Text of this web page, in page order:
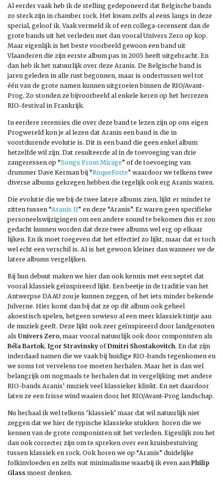
Al eerder vaak heb ik de stelling gedeponeerd dat Belgische bands
zo sterk zijn in chamber rock. Het kwam zelfs al eens langs in deze
special, geloof ik. Vaak vermeld ik of een collega-recensent dan de
grote bands uit het verleden met dan vooral Univers Zero op kop.
Maar eigenlijk is het beste voorbeeld gewoon een band uit
Vlaanderen die zijn eerste album pas in 2005 heeft uitgebracht. En
dan heb ik het natuurlijk over deze Aranis. De Belgische band is
jaren geleden in alle rust begonnen, maar is ondertussen wel tot
één van de grote namen kunnen uitgroeien binnen de RIO/Avant-
Prog. Zo stonden ze bijvoorbeeld al enkele keren op het herrezen
RIO-festival in Frankrijk.
In eerdere recensies die over deze band te lezen zijn op ons eigen
Progwereld kon je al lezen dat Aranis een band is die in
voortdurende evolutie is. Dit is een band die geen enkel album
hetzelfde wil zijn. Dat resulteerde al in de toevoeging van drie
zangeressen op “Songs From Mirage” of de toevoeging van
drummer Dave Kerman bij “RoqueForte” waardoor we telkens twee
diverse albums gekregen hebben die tegelijk ook erg Aranis waren.
Die evolutie die we bij de twee latere albums zien, lijkt er minder te
zitten tussen “Aranis II” en deze “Aranis”. Er waren geen specifieke
personeelswijzigingen om een andere sound te bekomen dus er zou
gedacht kunnen worden dat deze twee albums wel erg op elkaar
lijken. En ik moet toegeven dat het effectief zo lijkt, maar dat er toch
wel echt een verschil is. Al is het gewoon kleiner dan wanneer we de
latere albums vergelijken.
Bij hun debuut maken we hier dan ook kennis met een septet dat
vooral klassiek geïnspireerd lijkt. Een beetje in de traditie van het
Antwerpse DAAU zou je kunnen zeggen, of het iets minder bekende
Julverne. Hier komt dan bij dat ze op dit album ook geheel
akoestisch spelen, hetgeen sowieso al een meer klassiek tintje aan
de muziek geeft. Deze lijkt ook zeer geïnspireerd door landgenoten
als Univers Zero, maar vooral natuurlijk ook door componisten als
Béla Bartok, Igor StravinskyofDmitri Shostakovitch. En dat zijn
inderdaad namen die we vaak bij huidige RIO-bands tegenkomen en
we soms tot vervelens toe moeten herhalen. Maar het is dan wel
belangrijk om nogmaals te herhalen dat in vergelijking met andere
RIO-bands Aranis’ muziek veel klassieker klinkt. En net daardoor
laten ze een frisse wind waaien door het RIO/Avant-Prog landschap.
Nu herhaal ik wel telkens ‘klassiek’ maar dat wil natuurlijk niet
zeggen dat we hier de typische klassieke stukken horen die we
kennen van de grote componisten uit het verleden. Eigenlijk zou het
dan ook correcter zijn om te spreken over een kruisbestuiving
tussen klassiek en rock. Ook horen we op “Aranis” duidelijke
folkinvloeden en zelfs wat minimalisme waarbij ik even aan Philip
Glass moest denken.